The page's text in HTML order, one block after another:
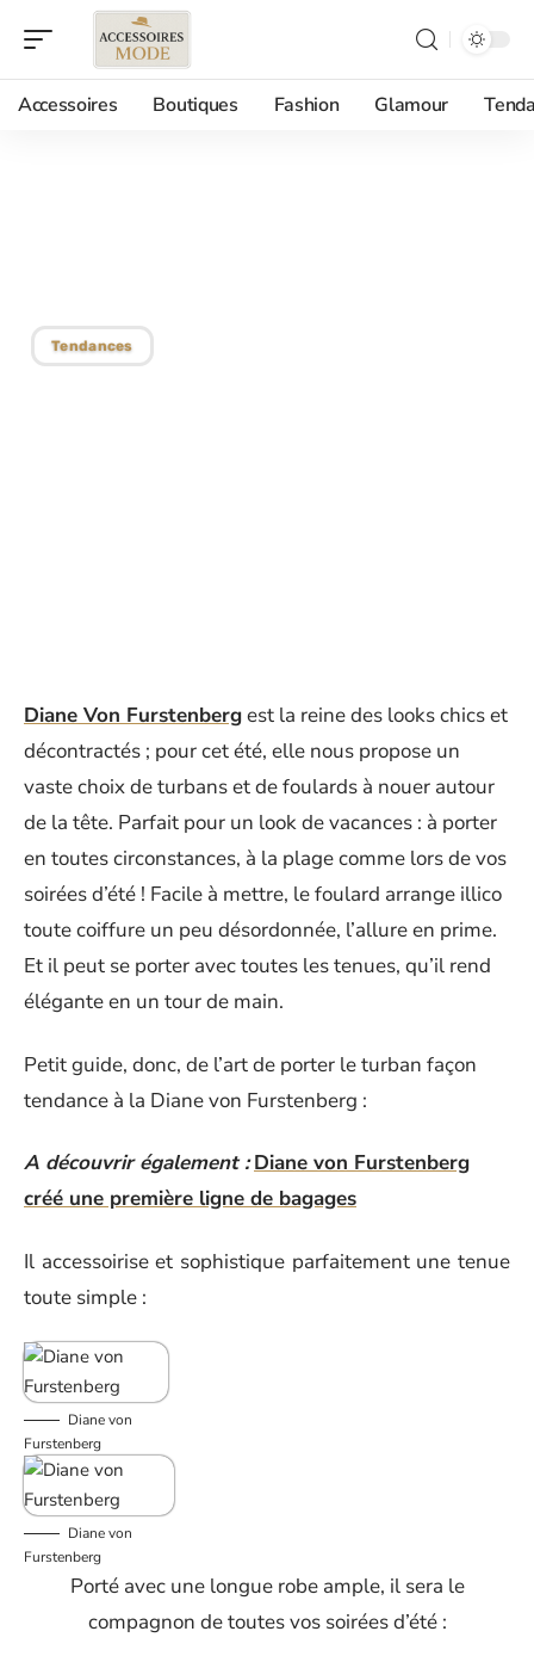
Accessoires Boutiques Fashion Glamour
Tendances
Diane Von Furstenbergest la reine des looks chics et
décontractés ; pour cet été, elle nous propose un
vaste choix de turbans et de foulards à nouer autour
de la tête. Parfait pour un look de vacances : à porter
en toutes circonstances, à la plage comme lors de vos
soirées d’été ! Facile à mettre, le foulard arrange illico
toute coiffure un peu désordonnée, l’allure en prime.
Et il peut se porter avec toutes les tenues, qu’il rend
élégante en un tour de main.
Petit guide, donc, de l’art de porter le turban façon
tendance à la Diane von Furstenberg :
A découvrir également : Diane von Furstenberg
créé une première ligne de bagages
Il accessoirise et sophistique parfaitement une tenue
toute simple :
Diane von
Furstenberg
Diane von
Furstenberg
Porté avec une longue robe ample, il sera le
compagnon de toutes vos soirées d’été :